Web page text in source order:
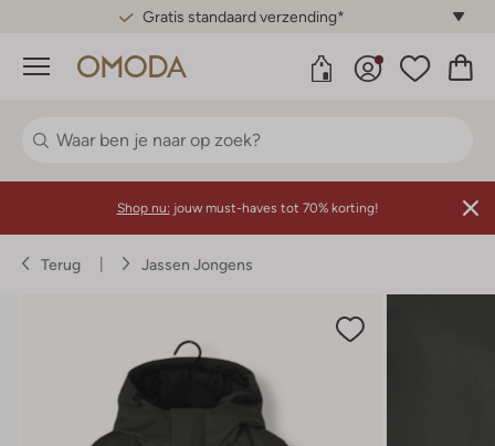
Gratis standaard verzending*
Menu
Shop nu: jouw must-haves tot 70% korting!
Terug Jassen Jongens